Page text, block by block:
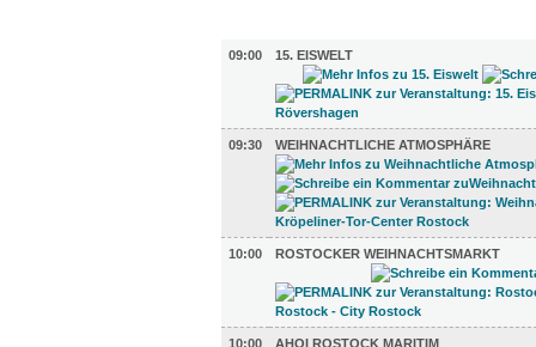
09:00
15. EISWELT
09:30 WEIHNACHTLICHE ATMOSPHÄRE
10:00 ROSTOCKER WEIHNACHTSMARKT
10:00 AHOI ROSTOCK MARITIM